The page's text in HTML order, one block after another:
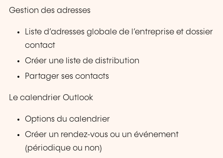
Gestion des adresses
Liste d’adresses globale de l’entreprise et dossier
contact
Créer une liste de distribution
Partager ses contacts
Le calendrier Outlook
Options du calendrier
Créer un rendez-vous ou un événement
(périodique ou non)